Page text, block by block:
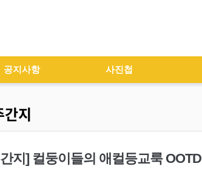
공지사항 사진첩
간지
지] 컬둥이들의 애컬등교룩 OOTD